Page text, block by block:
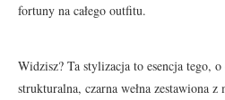
fortuny na całego outfitu.
Widzisz? Ta stylizacja to esencja tego,
strukturalna, czarna wełna zestawiona